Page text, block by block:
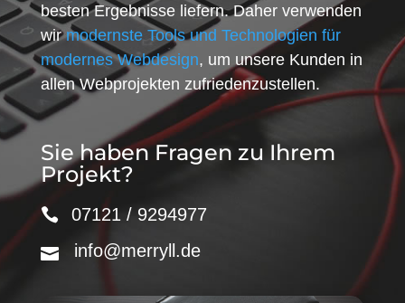
besten Ergebnisse liefern. Daher verwenden
wirmodernste Tools und Technologien für
modernes Webdesign, um unsere Kunden in
allen Webprojekten zufriedenzustellen.
Sie haben Fragen zu Ihrem
Projekt?
07121 / 9294977
info@merryll.de